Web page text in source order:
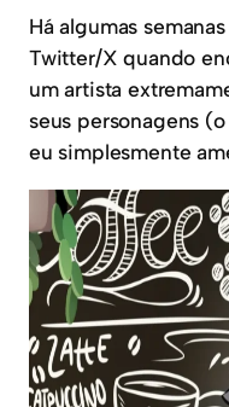
Há algumas
Twitter/X quando
um artista
seus personagens
eu simplesmente